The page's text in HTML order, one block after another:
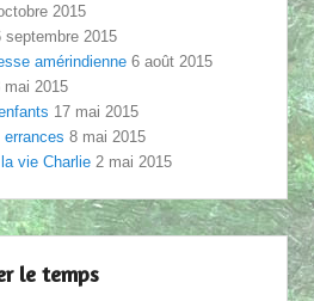
2015
septembre 2015
amérindienne 6 août 2015
mai 2015
17 mai 2015
8 mai 2015
vie Charlie 2 mai 2015
le temps